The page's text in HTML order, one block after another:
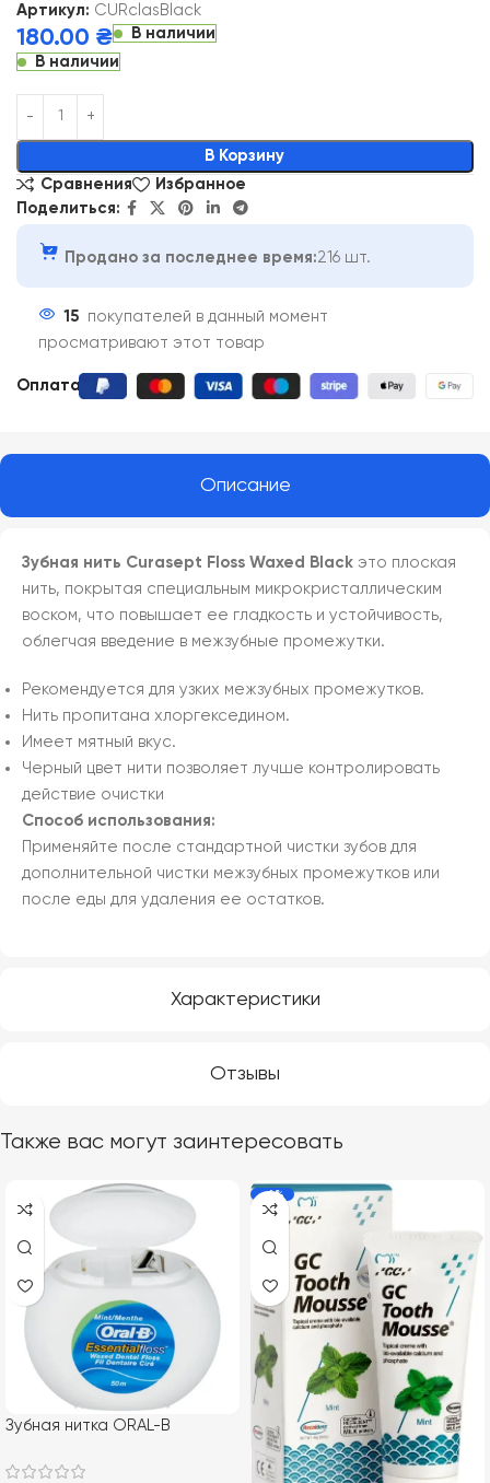
Артикул: CURclasBlack
180.00 ₴
В наличии
В наличии
В Корзину
Alternative:
Сравнения
Избранное
Поделиться:
Продано за последнее время:216 шт.
15 покупателей в данный момент
просматривают этот товар
Оплата:
Описание
Характеристики
Отзывы
Зубная нить Curasept Floss Waxed Black это плоская
нить, покрытая специальным микрокристаллическим
воском, что повышает ее гладкость и устойчивость,
облегчая введение в межзубные промежутки.
Рекомендуется для узких межзубных промежутков.
Нить пропитана хлоргекседином.
Имеет мятный вкус.
Черный цвет нити позволяет лучше контролировать
действие очистки
Способ использования:
Применяйте после стандартной чистки зубов для
дополнительной чистки межзубных промежутков или
после еды для удаления ее остатков.
Также вас могут заинтересовать
Зубная нитка ORAL-B
-6%